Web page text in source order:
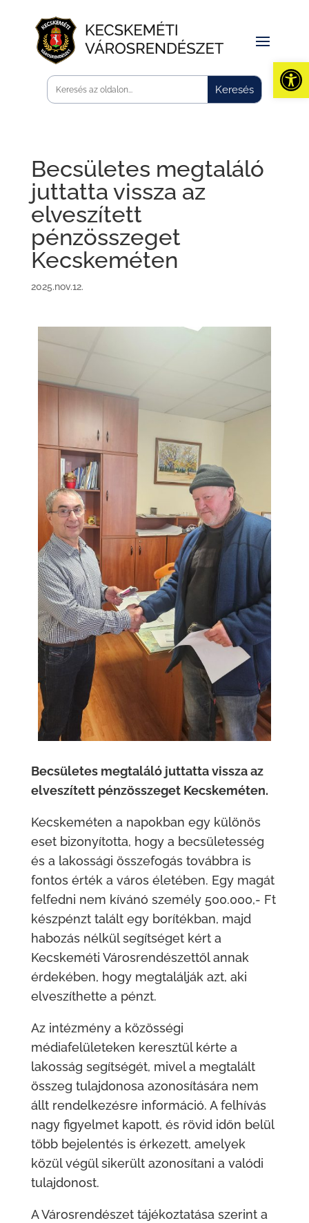
Becsületes megtaláló
juttatta vissza az
elveszített
pénzösszeget
Kecskeméten
2025.nov.12.
Becsületes megtaláló juttatta vissza az
elveszített pénzösszeget Kecskeméten.
Kecskeméten a napokban egy különös
eset bizonyította, hogy a becsületesség
és a lakossági összefogás továbbra is
fontos érték a város életében. Egy magát
felfedni nem kívánó személy 500.000,- Ft
készpénzt talált egy borítékban, majd
habozás nélkül segítséget kért a
Kecskeméti Városrendészettől annak
érdekében, hogy megtalálják azt, aki
elveszíthette a pénzt.
Az intézmény a közösségi
médiafelületeken keresztül kérte a
lakosság segítségét, mivel a megtalált
összeg tulajdonosa azonosítására nem
állt rendelkezésre információ. A felhívás
nagy figyelmet kapott, és rövid időn belül
több bejelentés is érkezett, amelyek
közül végül sikerült azonosítani a valódi
tulajdonost.
A Városrendészet tájékoztatása szerint a